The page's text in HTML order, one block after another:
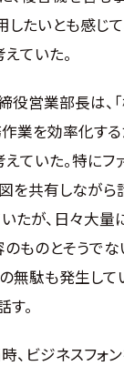
たいとも感じ
ていた。
役営業部長は、
作業を効率化す
ていた。特にフ
を共有しなが
たが、日々大量
ものとそうで
無駄も発生し
す。
、ビジネスフォ